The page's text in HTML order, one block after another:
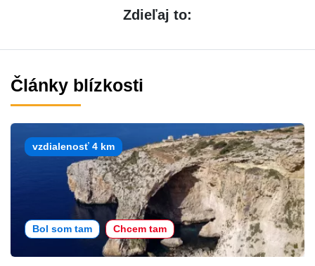
Zdieľaj to:
Články blízkosti
vzdialenosť 4 km
Bol som tam Chcem tam